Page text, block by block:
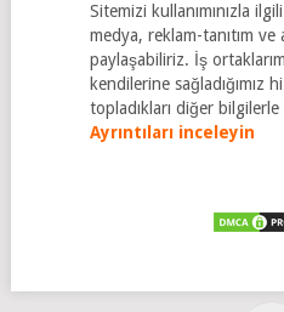
Sitemizi kullanımınızla
medya, reklam-tanıtım ve
paylaşabiliriz. İş
kendilerine sağladığımız
topladıkları diğer
Ayrıntıları inceleyin